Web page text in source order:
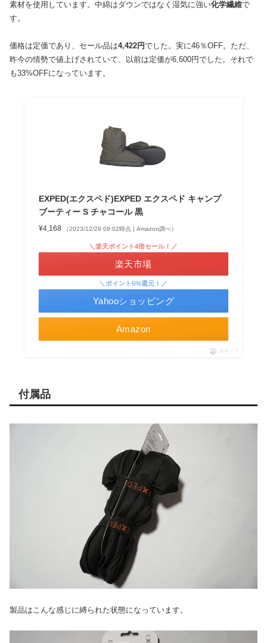
素材を使用しています。中綿はダウンではなく湿気に強い化学繊維で
す。
価格は定価であり、セール品は4,422円でした。実に46％OFF。ただ、
昨今の情勢で値上げされていて、以前は定価が6,600円でした。それで
も33%OFFになっています。
EXPED(エクスペド)EXPED エクスペド キャンプ
ブーティー S チャコール 黒
¥4,168 （2023/12/29 09:02時点 | Amazon調べ）
Amazon
＼楽天ポイント4倍セール！／
楽天市場
＼ポイント5%還元！／
Yahooショッピング
ポチップ
付属品
製品はこんな感じに縛られた状態になっています。